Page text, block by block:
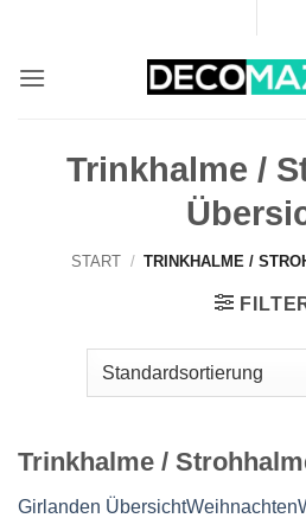
springen
Trinkhalme /
START / TRINKHALME /
Trinkhalme /
Girlanden ÜbersichtWeihnachten